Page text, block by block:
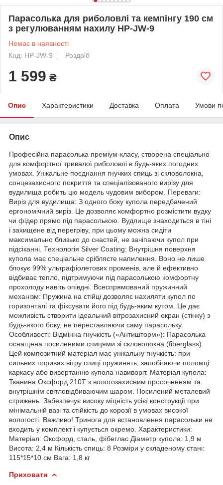
Парасолька для риболовлі та кемпінгу 190 см
з регулюванням нахилу HP-JW-9
Немає в наявності
Код: HP-JW-9
Роздріб
1 599 ₴
Опис Характеристики Доставка Оплата Умови
Опис
Професійна парасолька преміум-класу, створена спеціально
для комфортної тривалої риболовлі в будь-яких погодних
умовах. Унікальне поєднання гнучких спиць зі скловолокна,
сонцезахисного покриття та спеціалізованого вирізу для
вудилища робить цю модель чудовим вибором. Переваги:
Виріз для вудилища: З одного боку купола передбачений
ергономічний виріз. Це дозволяє комфортно розмістити вудку
чи фідер прямо під парасолькою. Вудлище знаходиться в тіні
і захищене від перегріву, при цьому можна сидіти
максимально близько до снастей, не зачіпаючи купол при
підсіканні. Технологія Silver Coating: Внутрішня поверхня
купола має спеціальне сріблясте напилення. Воно не лише
блокує 99% ультрафіолетових променів, але й ефективно
відбиває тепло, підтримуючи під парасолькою комфортну
прохолоду навіть опівдні. Всеспрямований пружинний
механізм: Пружина на стійці дозволяє нахиляти купол по
горизонталі та фіксувати його під будь-яким кутом. Це дає
можливість створити ідеальний вітрозахисний екран (стінку) з
будь-якого боку, не переставляючи саму парасольку.
Особливості: Відмінна гнучкість («Антишторм»): Парасолька
оснащена посиленими спицями зі скловолокна (fiberglass).
Цей композитний матеріал має унікальну гнучкість: при
сильних поривах вітру спиці пружинять, запобігаючи поломці
каркасу або вивертанню купола навиворіт. Матеріал купола:
Тканина Оксфорд 210T з вологозахисним просоченням та
внутрішнім світловідбиваючим шаром. Посилений металевий
стрижень: Забезпечує високу міцність усієї конструкції при
мінімальній вазі та стійкість до корозії в умовах високої
вологості. Важливо! Тринога для встановлення парасольки не
входить у комплект і купується окремо. Характеристики:
Матеріал: Оксфорд, сталь, фібеглас Діаметр купола: 1,9 м
Висота: 2,4 м Кількість спиць: 8 Розміри у складеному стані:
115*15*10 см Вага: 1,8 кг
Приховати